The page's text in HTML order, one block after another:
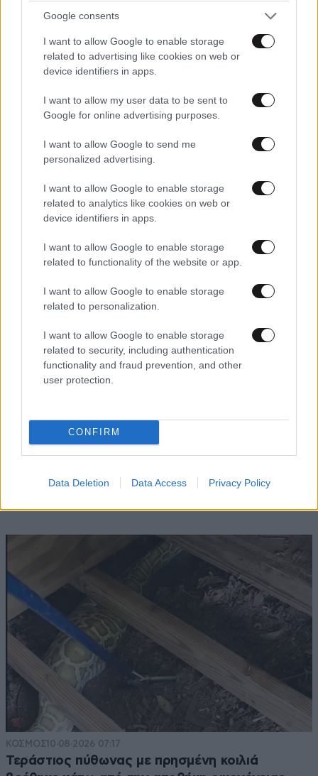
Google consents
I want to allow Google to enable storage
related to advertising like cookies on web or
device identifiers in apps.
I want to allow my user data to be sent to
Google for online advertising purposes.
I want to allow Google to send me
personalized advertising.
I want to allow Google to enable storage
related to analytics like cookies on web or
device identifiers in apps.
I want to allow Google to enable storage
related to functionality of the website or app.
I want to allow Google to enable storage
related to personalization.
I want to allow Google to enable storage
related to security, including authentication
functionality and fraud prevention, and other
user protection.
CONFIRM
Data Deletion Data Access Privacy Policy
ΕΛΛΑΔΑ2 ω. πριν
στη θάλασσα στη Μήλο και δεν μπορούσε να
ΚΟΣΜΟΣ10·08·2026 07:17
Τεράστιος πύθωνας με πρησμένη κοιλιά